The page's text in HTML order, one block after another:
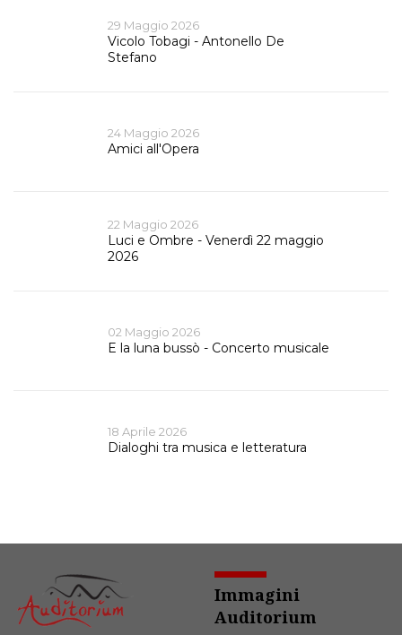
29 Maggio 2026
Vicolo Tobagi - Antonello De
Stefano
24 Maggio 2026
Amici all'Opera
22 Maggio 2026
Luci e Ombre - Venerdì 22 maggio
2026
02 Maggio 2026
E la luna bussò - Concerto musicale
18 Aprile 2026
Dialoghi tra musica e letteratura
Immagini
Auditorium